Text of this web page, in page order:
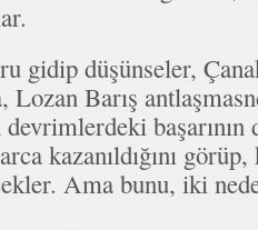
gidip düşünseler,
Lozan Barış
kazanıldığını
Ama bunu, iki